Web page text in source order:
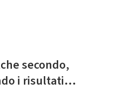
secondo,
i risultati...